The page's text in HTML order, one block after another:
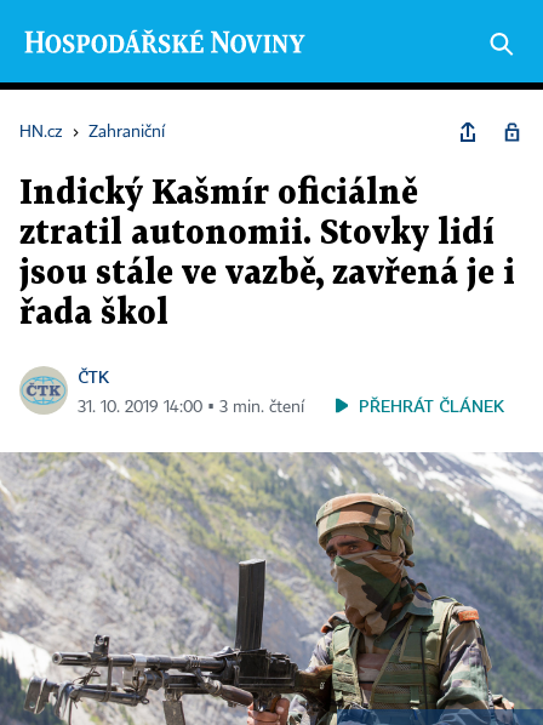
HN.cz › Zahraniční
Indický Kašmír oficiálně
ztratil autonomii. Stovky lidí
jsou stále ve vazbě, zavřená je i
řada škol
ČTK
31. 10. 2019 14:00 ▪ 3 min. čtení PŘEHRÁT ČLÁNEK